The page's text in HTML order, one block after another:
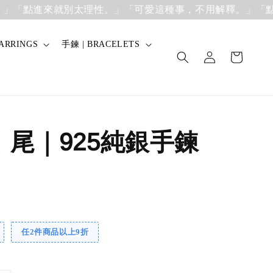
來就別太理性。」「可愛這種事，不用解釋。」「點進來
手鍊 | BRACELETS
尾｜925純銀手鍊
任2件商品以上9折